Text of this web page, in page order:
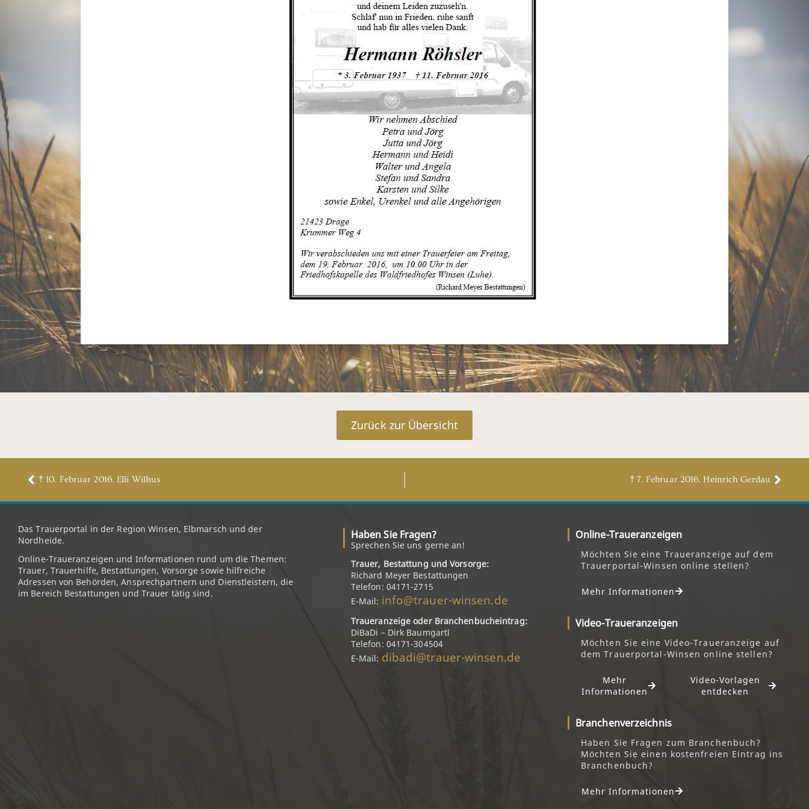
Zurück zur Übersicht
† 10. Februar 2016, Elli Wilhus † 7. Februar 2016, Heinrich Gerdau
Das Trauerportal in der Region Winsen, Elbmarsch und der
Nordheide.
Online-Traueranzeigen und Informationen rund um die Themen:
Trauer, Trauerhilfe, Bestattungen, Vorsorge sowie hilfreiche
Adressen von Behörden, Ansprechpartnern und Dienstleistern, die
im Bereich Bestattungen und Trauer tätig sind.
Haben Sie Fragen?
Sprechen Sie uns gerne an!
Trauer, Bestattung und Vorsorge:
Richard Meyer Bestattungen
Telefon: 04171-2715
E-Mail: info@trauer-winsen.de
Traueranzeige oder Branchenbucheintrag:
DiBaDi – Dirk Baumgartl
Telefon: 04171-304504
E-Mail: dibadi@trauer-winsen.de
Online-Traueranzeigen
Möchten Sie eine Traueranzeige auf dem
Trauerportal-Winsen online stellen?
Mehr Informationen
Video-Traueranzeigen
Möchten Sie eine Video-Traueranzeige auf
dem Trauerportal-Winsen online stellen?
Mehr
Informationen
Video-Vorlagen
entdecken
Branchenverzeichnis
Haben Sie Fragen zum Branchenbuch?
Möchten Sie einen kostenfreien Eintrag ins
Branchenbuch?
Mehr Informationen